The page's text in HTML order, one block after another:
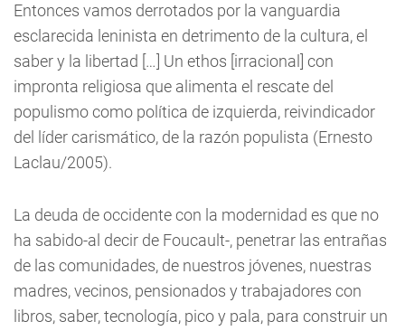
Entonces vamos derrotados por la vanguardia
esclarecida leninista en detrimento de la cultura, el
saber y la libertad […] Un ethos [irracional] con
impronta religiosa que alimenta el rescate del
populismo como política de izquierda, reivindicador
del líder carismático, de la razón populista (Ernesto
Laclau/2005).
La deuda de occidente con la modernidad es que no
ha sabido-al decir de Foucault-, penetrar las entrañas
de las comunidades, de nuestros jóvenes, nuestras
madres, vecinos, pensionados y trabajadores con
libros, saber, tecnología, pico y pala, para construir un